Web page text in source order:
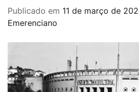
Publicado em 11 de março de
Emerenciano